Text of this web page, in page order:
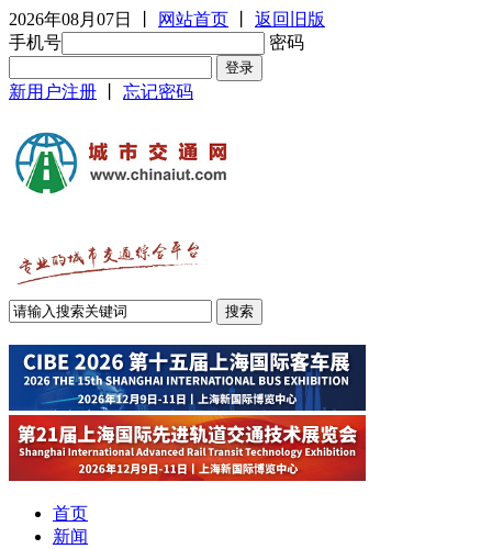
2026年08月07日 网站首页
返回旧版
手机号
密码
新用户注册 忘记密码
首页
新闻